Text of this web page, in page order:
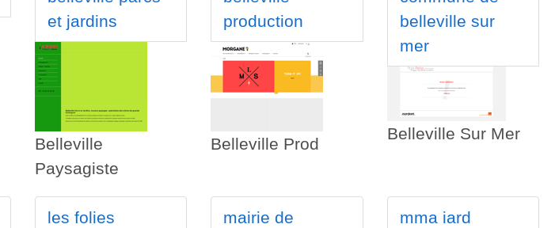
et jardins
Belleville
Paysagiste
production
Belleville Prod
belleville sur
mer
Belleville Sur Mer
les folies
mairie de
mma iard